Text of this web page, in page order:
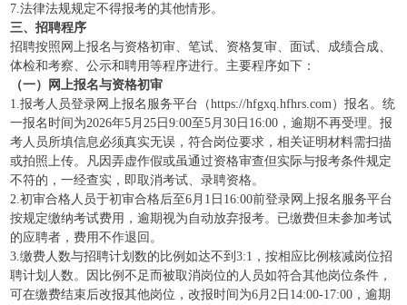
7.法律法规规定不得报考的其他情形。
三、招聘程序
招聘按照网上报名与资格初审、笔试、资格复审、面试、成绩合成、
体检和考察、公示和聘用等程序进行。主要程序如下：
（一）网上报名与资格初审
1.报考人员登录网上报名服务平台（https://hfgxq.hfhrs.com）报名。统
一报名时间为2026年5月25日9:00至5月30日16:00，逾期不再受理。报
考人员所填信息必须真实无误，符合岗位要求，相关证明材料需扫描
或拍照上传。凡因弄虚作假或虽通过资格审查但实际与报考条件规定
不符的，一经查实，即取消考试、录聘资格。
2.初审合格人员于初审合格后至6月1日16:00前登录网上报名服务平台
按规定缴纳考试费用，逾期视为自动放弃报考。已缴费但未参加考试
的应聘者，费用不作退回。
3.缴费人数与招聘计划数的比例如达不到3:1，按相应比例核减岗位招
聘计划人数。因比例不足而被取消岗位的人员如符合其他岗位条件，
可在缴费结束后改报其他岗位，改报时间为6月2日14:00-17:00，逾期